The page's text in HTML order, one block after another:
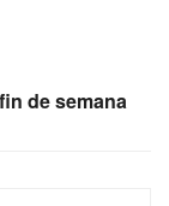
de semana